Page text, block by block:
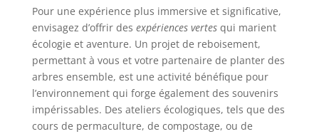
Pour une expérience plus immersive et significative,
envisagez d’offrir des expériences vertesqui marient
écologie et aventure. Un projet de reboisement,
permettant à vous et votre partenaire de planter des
arbres ensemble, est une activité bénéfique pour
l’environnement qui forge également des souvenirs
impérissables. Des ateliers écologiques, tels que des
cours de permaculture, de compostage, ou de